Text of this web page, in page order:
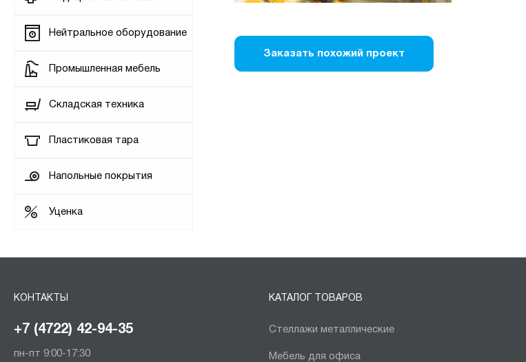
Нейтральное оборудование
Промышленная мебель
Складская техника
Пластиковая тара
Напольные покрытия
Уценка
Заказать похожий проект
КОНТАКТЫ
+7 (4722) 42-94-35
пн-пт 9:00-17:30
КАТАЛОГ ТОВАРОВ
Стеллажи металлические
Мебель для офиса